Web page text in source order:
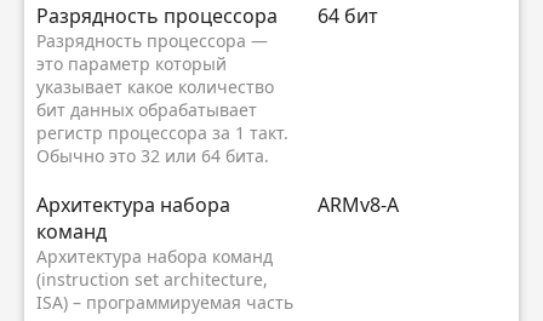
Разрядность процессора
Разрядность процессора —
это параметр который
указывает какое количество
бит данных обрабатывает
регистр процессора за 1 такт.
Обычно это 32 или 64 бита.
64 бит
Архитектура набора
команд
Архитектура набора команд
(instruction set architecture,
ISA) – программируемая часть
ARMv8-A